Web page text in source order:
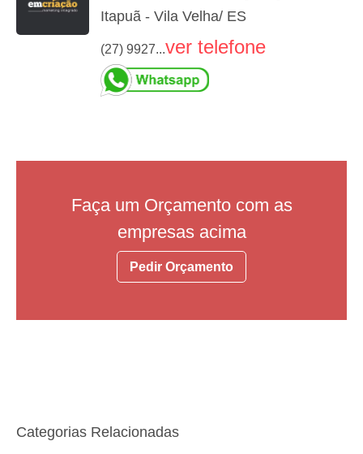
Itapuã - Vila Velha/ ES
(27) 9927...ver telefone
Faça um Orçamento com as
empresas acima
Pedir Orçamento
Categorias Relacionadas